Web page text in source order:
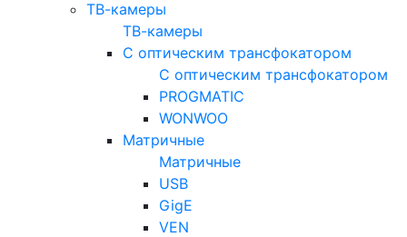
ТВ-камеры
ТВ-камеры
С оптическим трансфокатором
С оптическим трансфокатором
PROGMATIC
WONWOO
Матричные
Матричные
USB
GigE
VEN